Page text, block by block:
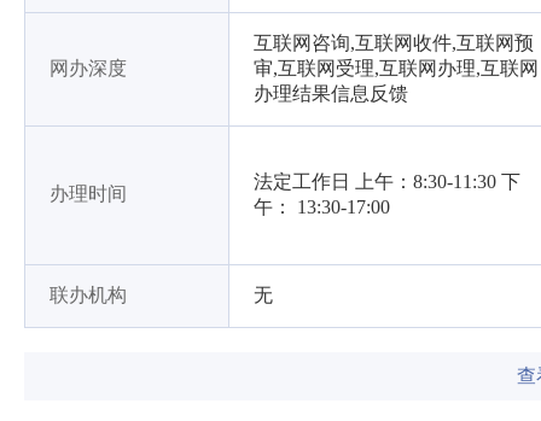
网办深度
互联网咨询,互联网收件,互联网预
审,互联网受理,互联网办理,互联网
办理结果信息反馈
办理时间
法定工作日 上午：8:30-11:30 下
午： 13:30-17:00
联办机构 无
查